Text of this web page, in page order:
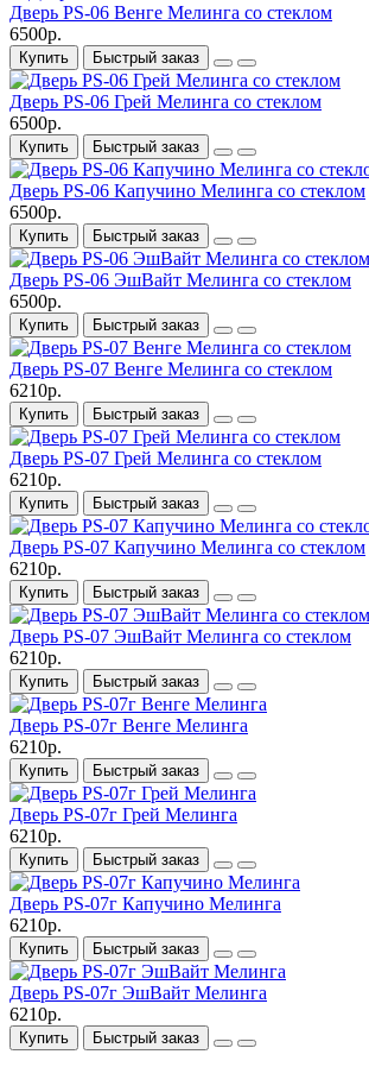
Дверь PS-06 Венге Мелинга со стеклом
6500р.
Купить Быстрый заказ
Дверь PS-06 Грей Мелинга со стеклом
6500р.
Купить Быстрый заказ
Дверь PS-06 Капучино Мелинга со стеклом
6500р.
Купить Быстрый заказ
Дверь PS-06 ЭшВайт Мелинга со стеклом
6500р.
Купить Быстрый заказ
Дверь PS-07 Венге Мелинга со стеклом
6210р.
Купить Быстрый заказ
Дверь PS-07 Грей Мелинга со стеклом
6210р.
Купить Быстрый заказ
Дверь PS-07 Капучино Мелинга со стеклом
6210р.
Купить Быстрый заказ
Дверь PS-07 ЭшВайт Мелинга со стеклом
6210р.
Купить Быстрый заказ
Дверь PS-07г Венге Мелинга
6210р.
Купить Быстрый заказ
Дверь PS-07г Грей Мелинга
6210р.
Купить Быстрый заказ
Дверь PS-07г Капучино Мелинга
6210р.
Купить Быстрый заказ
Дверь PS-07г ЭшВайт Мелинга
6210р.
Купить Быстрый заказ